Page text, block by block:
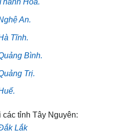
An.
Tĩnh.
Bình.
Trị.
tỉnh Tây Nguyên:
Lắk